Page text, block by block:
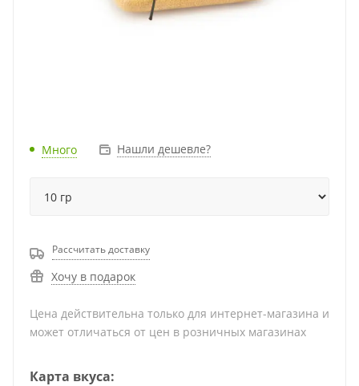
Много Нашли дешевле?
Рассчитать доставку
Хочу в подарок
Цена действительна только для интернет-магазина и
может отличаться от цен в розничных магазинах
Карта вкуса: